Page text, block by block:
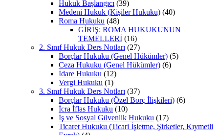
Hukuk Başlangıcı (39)
Medeni Hukuk (Kişiler Hukuku) (40)
Roma Hukuku (48)
GİRİŞ: ROMA HUKUKUNUN
TEMELLERİ (16)
2. Sınıf Hukuk Ders Notları (27)
Borçlar Hukuku (Genel Hükümler) (5)
Ceza Hukuku (Genel Hükümler) (6)
İdare Hukuku (12)
Vergi Hukuku (1)
3. Sınıf Hukuk Ders Notları (37)
Borçlar Hukuku (Özel Borç İlişkileri) (6)
İcra İflas Hukuku (10)
İş ve Sosyal Güvenlik Hukuku (17)
Ticaret Hukuku (Ticari İşletme, Şirketler, Kıymetli